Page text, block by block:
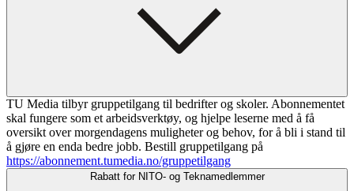
TU Media tilbyr gruppetilgang til bedrifter og skoler. Abonnementet
skal fungere som et arbeidsverktøy, og hjelpe leserne med å få
oversikt over morgendagens muligheter og behov, for å bli i stand til
å gjøre en enda bedre jobb. Bestill gruppetilgang på
https://abonnement.tumedia.no/gruppetilgang
Rabatt for NITO- og Teknamedlemmer